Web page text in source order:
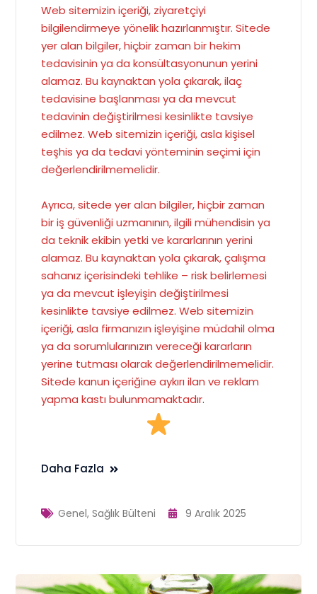
Web sitemizin içeriği, ziyaretçiyi
bilgilendirmeye yönelik hazırlanmıştır. Sitede
yer alan bilgiler, hiçbir zaman bir hekim
tedavisinin ya da konsültasyonunun yerini
alamaz. Bu kaynaktan yola çıkarak, ilaç
tedavisine başlanması ya da mevcut
tedavinin değiştirilmesi kesinlikte tavsiye
edilmez. Web sitemizin içeriği, asla kişisel
teşhis ya da tedavi yönteminin seçimi için
değerlendirilmemelidir.
Ayrıca, sitede yer alan bilgiler, hiçbir zaman
bir iş güvenliği uzmanının, ilgili mühendisin ya
da teknik ekibin yetki ve kararlarının yerini
alamaz. Bu kaynaktan yola çıkarak, çalışma
sahanız içerisindeki tehlike – risk belirlemesi
ya da mevcut işleyişin değiştirilmesi
kesinlikte tavsiye edilmez. Web sitemizin
içeriği, asla firmanızın işleyişine müdahil olma
ya da sorumlularınızın vereceği kararların
yerine tutması olarak değerlendirilmemelidir.
Sitede kanun içeriğine aykırı ilan ve reklam
yapma kastı bulunmamaktadır.
Daha Fazla
Genel,Sağlık Bülteni 9 Aralık 2025